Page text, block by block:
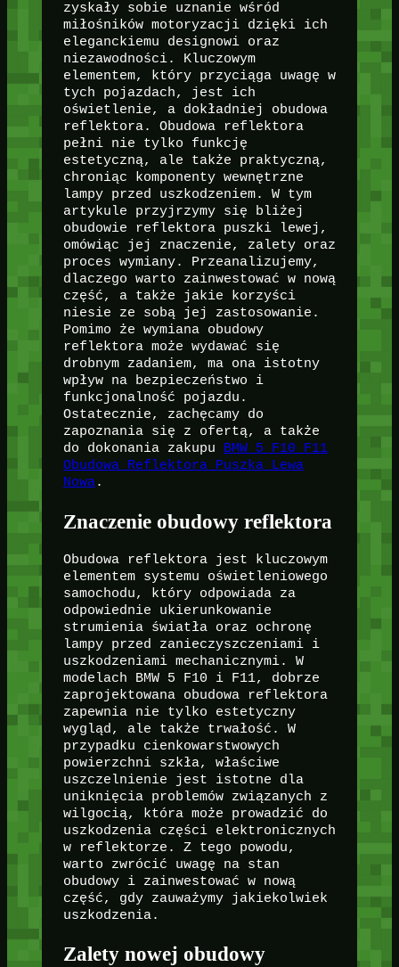
zyskały sobie uznanie wśród
miłośników motoryzacji dzięki ich
eleganckiemu designowi oraz
niezawodności. Kluczowym
elementem, który przyciąga uwagę w
tych pojazdach, jest ich
oświetlenie, a dokładniej obudowa
reflektora. Obudowa reflektora
pełni nie tylko funkcję
estetyczną, ale także praktyczną,
chroniąc komponenty wewnętrzne
lampy przed uszkodzeniem. W tym
artykule przyjrzymy się bliżej
obudowie reflektora puszki lewej,
omówiąc jej znaczenie, zalety oraz
proces wymiany. Przeanalizujemy,
dlaczego warto zainwestować w nową
część, a także jakie korzyści
niesie ze sobą jej zastosowanie.
Pomimo że wymiana obudowy
reflektora może wydawać się
drobnym zadaniem, ma ona istotny
wpływ na bezpieczeństwo i
funkcjonalność pojazdu.
Ostatecznie, zachęcamy do
zapoznania się z ofertą, a także
do dokonania zakupu BMW 5 F10 F11
Obudowa Reflektora Puszka Lewa
Nowa.
Znaczenie obudowy reflektora
Obudowa reflektora jest kluczowym
elementem systemu oświetleniowego
samochodu, który odpowiada za
odpowiednie ukierunkowanie
strumienia światła oraz ochronę
lampy przed zanieczyszczeniami i
uszkodzeniami mechanicznymi. W
modelach BMW 5 F10 i F11, dobrze
zaprojektowana obudowa reflektora
zapewnia nie tylko estetyczny
wygląd, ale także trwałość. W
przypadku cienkowarstwowych
powierzchni szkła, właściwe
uszczelnienie jest istotne dla
uniknięcia problemów związanych z
wilgocią, która może prowadzić do
uszkodzenia części elektronicznych
w reflektorze. Z tego powodu,
warto zwrócić uwagę na stan
obudowy i zainwestować w nową
część, gdy zauważymy jakiekolwiek
uszkodzenia.
Zalety nowej obudowy